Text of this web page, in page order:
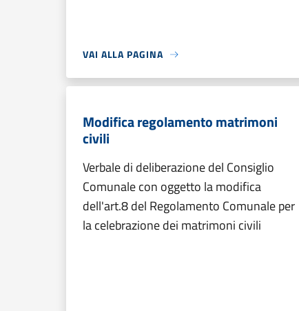
VAI ALLA PAGINA
Modifica regolamento matrimoni
civili
Verbale di deliberazione del Consiglio
Comunale con oggetto la modifica
dell'art.8 del Regolamento Comunale per
la celebrazione dei matrimoni civili